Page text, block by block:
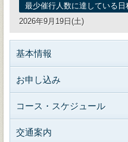
最少催行人数に達している日
2026年9月19日(土)
基本情報
お申し込み
コース・スケジュール
交通案内